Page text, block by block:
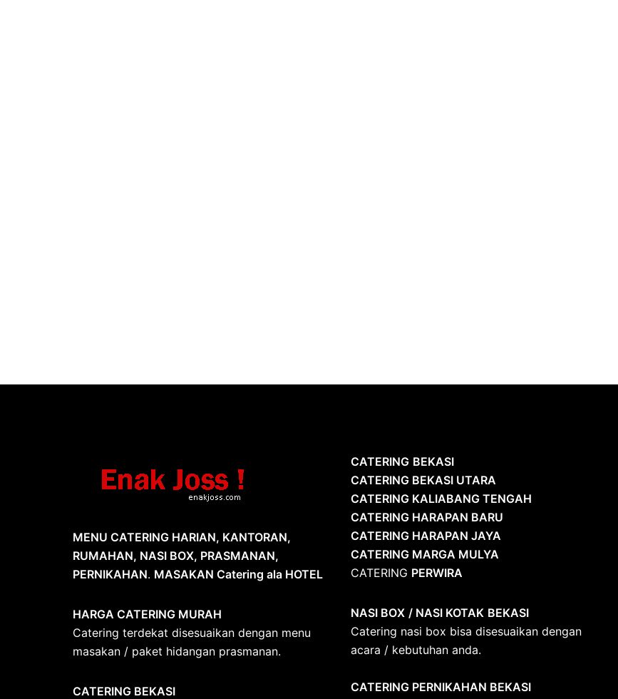
MENU CATERING HARIAN, KANTORAN,
RUMAHAN, NASI BOX, PRASMANAN,
PERNIKAHAN. MASAKAN Catering ala HOTEL
HARGA CATERING MURAH
Catering terdekat disesuaikan dengan menu
masakan / paket hidangan prasmanan.
CATERING BEKASI
CATERING BEKASI
CATERING BEKASI UTARA
CATERING KALIABANG TENGAH
CATERING HARAPAN BARU
CATERING HARAPAN JAYA
CATERING MARGA MULYA
CATERING PERWIRA
NASI BOX / NASI KOTAK BEKASI
Catering nasi box bisa disesuaikan dengan
acara / kebutuhan anda.
CATERING PERNIKAHAN BEKASI